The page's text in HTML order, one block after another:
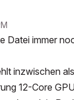
Datei immer
inzwischen als
12-Core